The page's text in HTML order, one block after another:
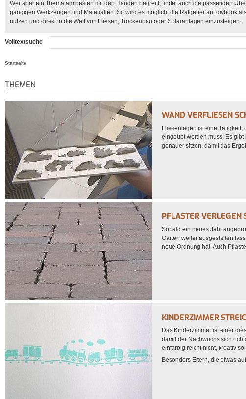
Wer aber ein Thema am besten mit den Händen begreift, findet auch die passenden
gängigen Werkzeugen und Materialien. So wird es möglich, die Ratgeber auf diybook
nutzen und direkt in die Welt von Fliesen, Trockenbau oder Solaranlagen einzusteigen.
Volltextsuche
Startseite
THEMEN
WAND VERFLIESEN
Fliesenlegen ist eine Tätigkeit,
eingeübt werden muss. Es
genauer sitzen, damit das
PFLASTER VERLEGEN
Sobald ein neues Jahr
Garten weiter ausgestalten
neue Ordnung hat. Auch
KINDERZIMMER
Das Kinderzimmer ist einer
damit der Nachwuchs sich
einfarbig reicht nicht, kreativ
Besonders Eltern, die etwas auf